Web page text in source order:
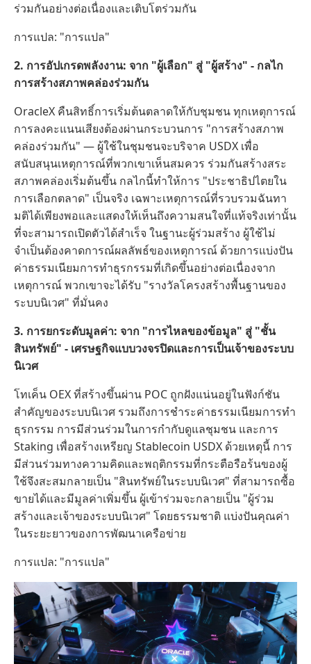
ร่วมกันอย่างต่อเนื่องและเติบโตร่วมกัน
การแปล: "การแปล"
2. การอัปเกรดพลังงาน: จาก "ผู้เลือก" สู่ "ผู้สร้าง" - กลไก
การสร้างสภาพคล่องร่วมกัน
OracleX คืนสิทธิ์การเริ่มต้นตลาดให้กับชุมชน ทุกเหตุการณ์
การลงคะแนนเสียงต้องผ่านกระบวนการ "การสร้างสภาพ
คล่องร่วมกัน" — ผู้ใช้ในชุมชนจะบริจาค USDX เพื่อ
สนับสนุนเหตุการณ์ที่พวกเขาเห็นสมควร ร่วมกันสร้างสระ
สภาพคล่องเริ่มต้นขึ้น กลไกนี้ทำให้การ "ประชาธิปไตยใน
การเลือกตลาด" เป็นจริง เฉพาะเหตุการณ์ที่รวบรวมฉันทา
มติได้เพียงพอและแสดงให้เห็นถึงความสนใจที่แท้จริงเท่านั้น
ที่จะสามารถเปิดตัวได้สำเร็จ ในฐานะผู้ร่วมสร้าง ผู้ใช้ไม่
จำเป็นต้องคาดการณ์ผลลัพธ์ของเหตุการณ์ ด้วยการแบ่งปัน
ค่าธรรมเนียมการทำธุรกรรมที่เกิดขึ้นอย่างต่อเนื่องจาก
เหตุการณ์ พวกเขาจะได้รับ "รางวัลโครงสร้างพื้นฐานของ
ระบบนิเวศ" ที่มั่นคง
3. การยกระดับมูลค่า: จาก "การไหลของข้อมูล" สู่ "ชั้น
สินทรัพย์" - เศรษฐกิจแบบวงจรปิดและการเป็นเจ้าของระบบ
นิเวศ
โทเค็น OEX ที่สร้างขึ้นผ่าน POC ถูกฝังแน่นอยู่ในฟังก์ชัน
สำคัญของระบบนิเวศ รวมถึงการชำระค่าธรรมเนียมการทำ
ธุรกรรม การมีส่วนร่วมในการกำกับดูแลชุมชน และการ
Staking เพื่อสร้างเหรียญ Stablecoin USDX ด้วยเหตุนี้ การ
มีส่วนร่วมทางความคิดและพฤติกรรมที่กระตือรือร้นของผู้
ใช้จึงสะสมกลายเป็น "สินทรัพย์ในระบบนิเวศ" ที่สามารถซื้อ
ขายได้และมีมูลค่าเพิ่มขึ้น ผู้เข้าร่วมจะกลายเป็น "ผู้ร่วม
สร้างและเจ้าของระบบนิเวศ" โดยธรรมชาติ แบ่งปันคุณค่า
ในระยะยาวของการพัฒนาเครือข่าย
การแปล: "การแปล"